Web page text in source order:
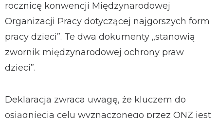
rocznicę konwencji Międzynarodowej
Organizacji Pracy dotyczącej najgorszych form
pracy dzieci”. Te dwa dokumenty „stanowią
zwornik międzynarodowej ochrony praw
dzieci”.
Deklaracja zwraca uwagę, że kluczem do
osiągnięcia celu wyznaczonego przez ONZ jest